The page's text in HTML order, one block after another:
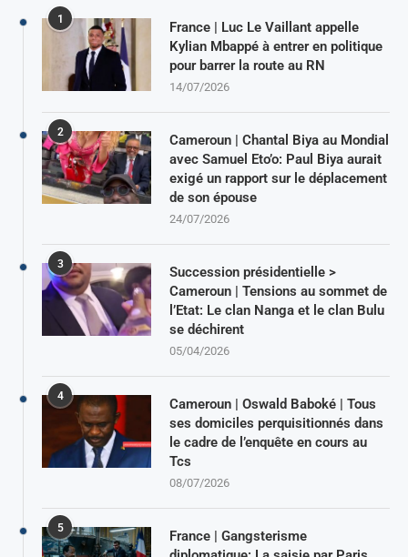
1
France | Luc Le Vaillant appelle
Kylian Mbappé à entrer en politique
pour barrer la route au RN
14/07/2026
2
Cameroun | Chantal Biya au Mondial
avec Samuel Eto’o: Paul Biya aurait
exigé un rapport sur le déplacement
de son épouse
24/07/2026
3
Succession présidentielle >
Cameroun | Tensions au sommet de
l’Etat: Le clan Nanga et le clan Bulu
se déchirent
05/04/2026
4
Cameroun | Oswald Baboké | Tous
ses domiciles perquisitionnés dans
le cadre de l’enquête en cours au
Tcs
08/07/2026
5
France | Gangsterisme